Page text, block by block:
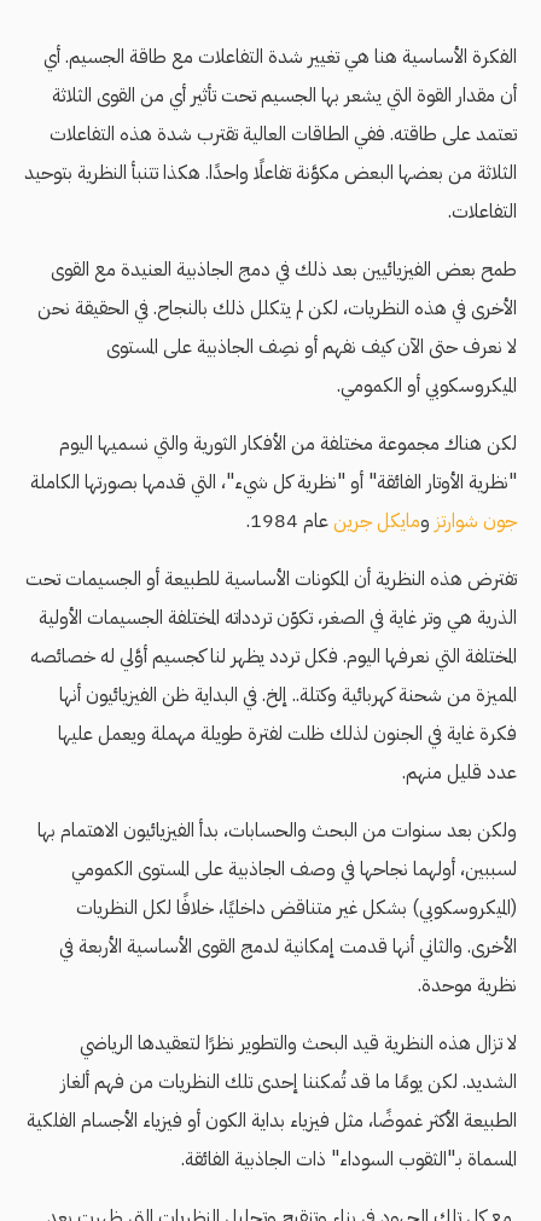
الفكرة الأساسية هنا هي تغيير شدة التفاعلات مع طاقة الجسيم. أي
أن مقدار القوة التي يشعر بها الجسيم تحت تأثير أي من القوى الثلاثة
تعتمد على طاقته. ففي الطاقات العالية تقترب شدة هذه التفاعلات
الثلاثة من بعضها البعض مكوَّنة تفاعلًا واحدًا. هكذا تتنبأ النظرية بتوحيد
التفاعلات.
طمح بعض الفيزيائيين بعد ذلك في دمج الجاذبية العنيدة مع القوى
الأخرى في هذه النظريات، لكن لم يتكلل ذلك بالنجاح. في الحقيقة نحن
لا نعرف حتى الآن كيف نفهم أو نصِف الجاذبية على المستوى
الميكروسكوبي أو الكمومي.
لكن هناك مجموعة مختلفة من الأفكار الثورية والتي نسميها اليوم
"نظرية الأوتار الفائقة" أو "نظرية كل شيء"، التي قدمها بصورتها الكاملة
جون شوارتز ومايكل جرينعام 1984.
تفترض هذه النظرية أن المكونات الأساسية للطبيعة أو الجسيمات تحت
الذرية هي وتر غاية في الصغر، تكوّن تردداته المختلفة الجسيمات الأولية
المختلفة التي نعرفها اليوم. فكل تردد يظهر لنا كجسيم أوَّلي له خصائصه
المميزة من شحنة كهربائية وكتلة.. إلخ. في البداية ظن الفيزيائيون أنها
فكرة غاية في الجنون لذلك ظلت لفترة طويلة مهملة ويعمل عليها
عدد قليل منهم.
ولكن بعد سنوات من البحث والحسابات، بدأ الفيزيائيون الاهتمام بها
لسببين، أولهما نجاحها في وصف الجاذبية على المستوى الكمومي
(الميكروسكوبي) بشكل غير متناقض داخليًا، خلافًا لكل النظريات
الأخرى. والثاني أنها قدمت إمكانية لدمج القوى الأساسية الأربعة في
نظرية موحدة.
لا تزال هذه النظرية قيد البحث والتطوير نظرًا لتعقيدها الرياضي
الشديد. لكن يومًا ما قد تُمكننا إحدى تلك النظريات من فهم ألغاز
الطبيعة الأكثر غموضًا، مثل فيزياء بداية الكون أو فيزياء الأجسام الفلكية
المسماة بـ"الثقوب السوداء" ذات الجاذبية الفائقة.